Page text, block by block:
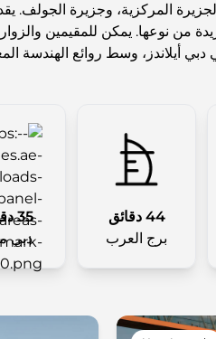
المركزية، وجزيرة الجولف.
من نوعها. يمكن للمقيمين
أيلاندز، وسط روائع الهندسة
44 دقائق
برج العرب
35 دقائق
دبي